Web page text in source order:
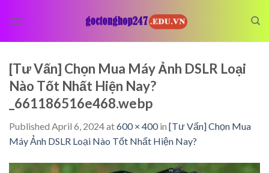
[Tư Vấn] Chọn Mua Máy Ảnh DSLR Loại
Nào Tốt Nhất Hiện Nay?
_661186516e468.webp
Published April 6, 2024at600 × 400in [Tư Vấn] Chọn Mua
Máy Ảnh DSLR Loại Nào Tốt Nhất Hiện Nay?